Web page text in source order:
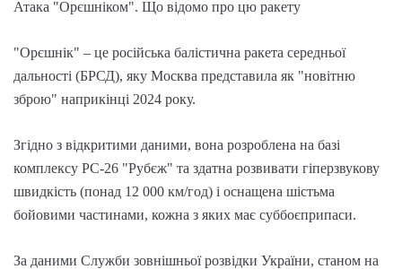
Атака "Орєшніком". Що відомо про цю ракету
"Орєшнік" – це російська балістична ракета середньої
дальності (БРСД), яку Москва представила як "новітню
зброю" наприкінці 2024 року.
Згідно з відкритими даними, вона розроблена на базі
комплексу РС-26 "Рубєж" та здатна розвивати гіперзвукову
швидкість (понад 12 000 км/год) і оснащена шістьма
бойовими частинами, кожна з яких має суббоєприпаси.
За даними Служби зовнішньої розвідки України, станом на